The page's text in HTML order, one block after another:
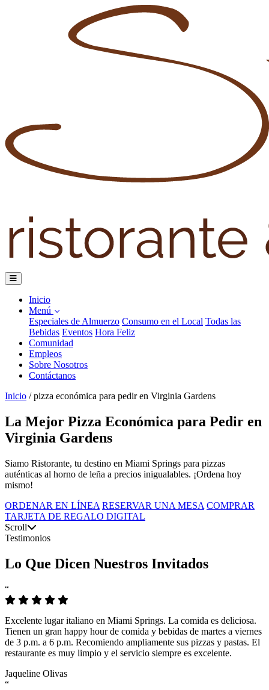
Inicio
Menú
Especiales de Almuerzo Consumo en el Local Todas las
Bebidas Eventos Hora Feliz
Comunidad
Empleos
Sobre Nosotros
Contáctanos
Inicio / pizza económica para pedir en Virginia Gardens
La Mejor Pizza Económica para Pedir en
Virginia Gardens
Siamo Ristorante, tu destino en Miami Springs para pizzas
auténticas al horno de leña a precios inigualables. ¡Ordena hoy
mismo!
ORDENAR EN LÍNEA RESERVAR UNA MESA COMPRAR
TARJETA DE REGALO DIGITAL
Scroll
Testimonios
Lo Que Dicen Nuestros Invitados
“
Excelente lugar italiano en Miami Springs. La comida es deliciosa.
Tienen un gran happy hour de comida y bebidas de martes a viernes
de 3 p.m. a 6 p.m. Recomiendo ampliamente sus pizzas y pastas. El
restaurante es muy limpio y el servicio siempre es excelente.
Jaqueline Olivas
“